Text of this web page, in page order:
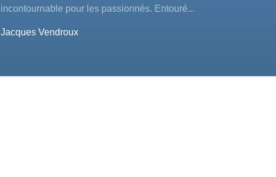
incontournable pour les passionnés. Entouré...
Jacques Vendroux